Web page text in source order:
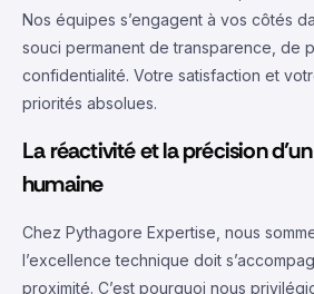
Nos équipes s’engagent à vos côtés
souci permanent de transparence, de
confidentialité. Votre satisfaction et
priorités absolues.
La réactivité et la précision
humaine
Chez Pythagore Expertise, nous
l’excellence technique doit
proximité. C’est pourquoi nous